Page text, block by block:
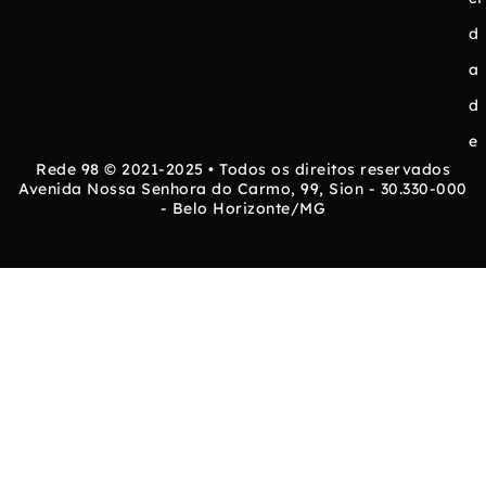
d
a
d
e
Rede 98 © 2021-2025 • Todos os direitos reservados
Avenida Nossa Senhora do Carmo, 99, Sion - 30.330-000
- Belo Horizonte/MG